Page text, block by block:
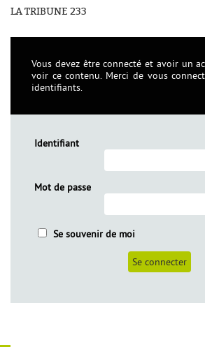
LA TRIBUNE 233
Vous devez être connecté et avoir un
voir ce contenu. Merci de vous
identifiants.
Identifiant
Mot de passe
Se souvenir de moi